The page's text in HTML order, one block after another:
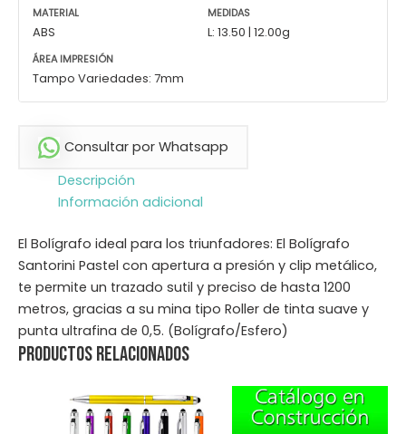
MATERIAL
ABS
MEDIDAS
L: 13.50 | 12.00g
ÁREA IMPRESIÓN
Tampo Variedades: 7mm
Consultar por Whatsapp
Descripción
Información adicional
El Bolígrafo ideal para los triunfadores: El Bolígrafo
Santorini Pastel con apertura a presión y clip metálico,
te permite un trazado sutil y preciso de hasta 1200
metros, gracias a su mina tipo Roller de tinta suave y
punta ultrafina de 0,5. (Bolígrafo/Esfero)
Productos relacionados
Este
producto